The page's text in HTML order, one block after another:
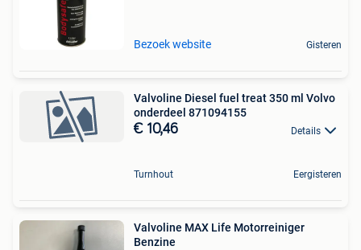
Bezoek website Gisteren
Valvoline Diesel fuel treat 350 ml Volvo
onderdeel 871094155
€ 10,46 Details
Turnhout Eergisteren
Valvoline MAX Life Motorreiniger
Benzine